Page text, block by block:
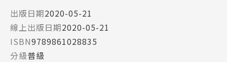
出版日期2020-05-21
線上出版日期2020-05-21
ISBN9789861028835
分級普級